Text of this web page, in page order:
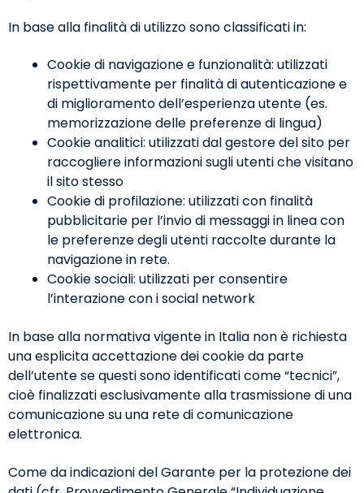
In base alla finalità di utilizzo sono classificati in:
Cookie di navigazione e funzionalità: utilizzati
rispettivamente per finalità di autenticazione e
di miglioramento dell’esperienza utente (es.
memorizzazione delle preferenze di lingua)
Cookie analitici: utilizzati dal gestore del sito per
raccogliere informazioni sugli utenti che visitano
il sito stesso
Cookie di profilazione: utilizzati con finalità
pubblicitarie per l’invio di messaggi in linea con
le preferenze degli utenti raccolte durante la
navigazione in rete.
Cookie sociali: utilizzati per consentire
l’interazione con i social network
In base alla normativa vigente in Italia non è richiesta
una esplicita accettazione dei cookie da parte
dell’utente se questi sono identificati come “tecnici”,
cioè finalizzati esclusivamente alla trasmissione di una
comunicazione su una rete di comunicazione
elettronica.
Come da indicazioni del Garante per la protezione dei